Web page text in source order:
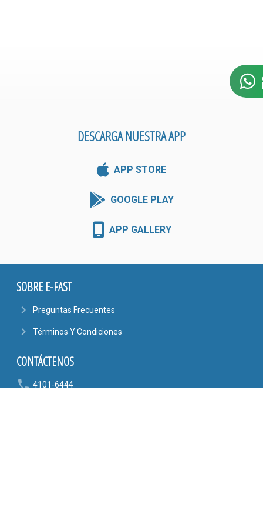
DESCARGA NUESTRA APP
APP STORE
GOOGLE PLAY
APP GALLERY
SOBRE E-FAST
navigate_next Preguntas Frecuentes
navigate_next Términos Y Condiciones
CONTÁCTENOS
phone 4101-6444